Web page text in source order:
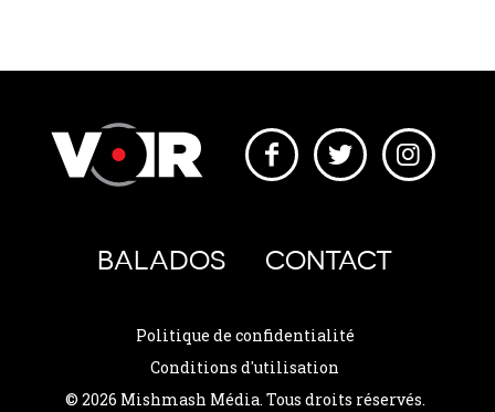
BALADOS CONTACT
Politique de confidentialité
Conditions d'utilisation
© 2026 Mishmash Média. Tous droits réservés.